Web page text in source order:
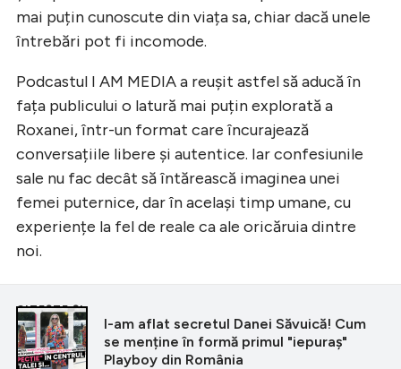
mai puțin cunoscute din viața sa, chiar dacă unele
întrebări pot fi incomode.
Podcastul I AM MEDIA a reușit astfel să aducă în
fața publicului o latură mai puțin explorată a
Roxanei, într-un format care încurajează
conversațiile libere și autentice. Iar confesiunile
sale nu fac decât să întărească imaginea unei
femei puternice, dar în același timp umane, cu
experiențe la fel de reale ca ale oricăruia dintre
noi.
CITEȘTE ȘI
I-am aflat secretul Danei Săvuică! Cum
se menține în formă primul "iepuraș"
Playboy din România